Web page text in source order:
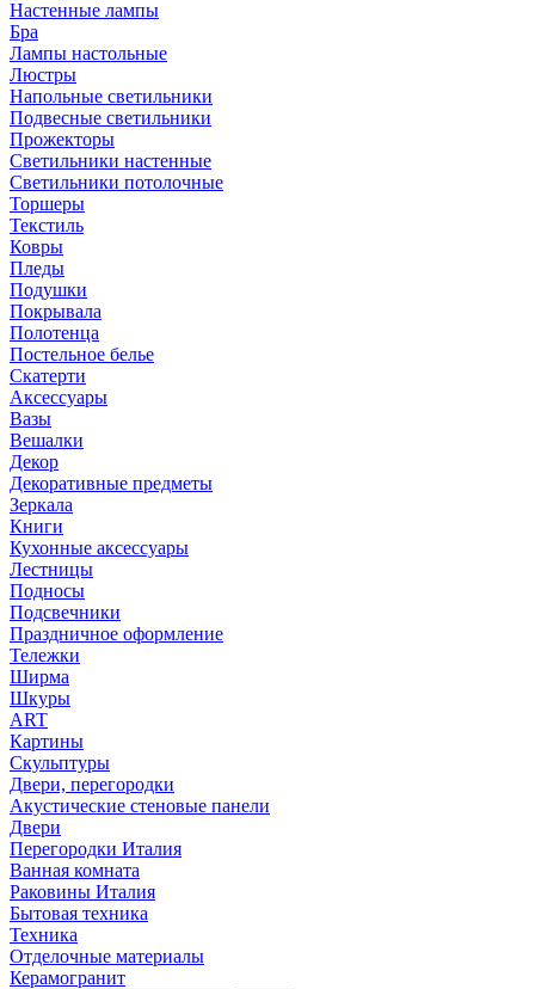
Hастенные лампы
Бра
Лампы настольные
Люстры
Напольные светильники
Подвесные светильники
Прожекторы
Светильники настенные
Светильники потолочные
Торшеры
Текстиль
Ковры
Пледы
Подушки
Покрывала
Полотенца
Постельное белье
Скатерти
Аксессуары
Вазы
Вешалки
Декор
Декоративные предметы
Зеркала
Книги
Кухонные аксессуары
Лестницы
Подносы
Подсвечники
Праздничное оформление
Тележки
Ширма
Шкуры
ART
Картины
Скульптуры
Двери, перегородки
Акустические стеновые панели
Двери
Перегородки Италия
Ванная комната
Раковины Италия
Бытовая техника
Техника
Отделочные материалы
Керамогранит